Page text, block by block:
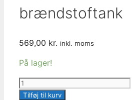
brændstoftank
569,00 kr. inkl. moms
På lager!
Nuova
Rade
Tilføj til kurv